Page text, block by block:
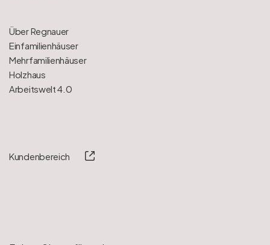
Über Regnauer
Einfamilienhäuser
Mehrfamilienhäuser
Holzhaus
Arbeitswelt 4.0
Kundenbereich